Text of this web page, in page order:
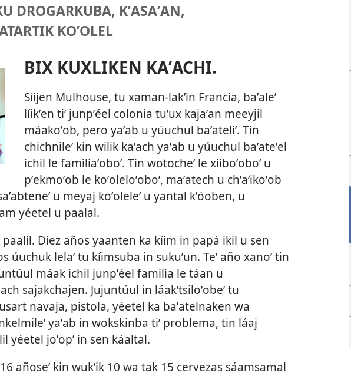
DROGARKUBA, KʼASAʼAN,
KOʼOLEL
BIX KUXLIKEN KAʼACHI.
Síijen Mulhouse, tu xaman-lakʼin Francia, baʼaleʼ
líikʼen tiʼ junpʼéel colonia tuʼux kajaʼan meeyjil
máakoʼob, pero yaʼab u yúuchul baʼateliʼ. Tin
chichnileʼ kin wilik kaʼach yaʼab u yúuchul baʼateʼel
ichil le familiaʼoboʼ. Tin wotocheʼ le xiiboʼoboʼ u
pʼekmoʼob le koʼoleloʼoboʼ, maʼatech u chʼaʼikoʼob
u meyaj koʼoleleʼ u yantal kʼóoben, u
yéetel u paalal.
paalil. Diez años yaanten ka kíim in papá ikil u sen
úuchuk lelaʼ tu kíimsuba in sukuʼun. Teʼ año xanoʼ tin
máak ichil junpʼéel familia le táan u
sajakchajen. Jujuntúul in láakʼtsiloʼobeʼ tu
navaja, pistola, yéetel ka baʼatelnaken wa
yaʼab in wokskinba tiʼ problema, tin láaj
joʼopʼ in sen káaltal.
añoseʼ kin wukʼik 10 wa tak 15 cervezas sáamsamal